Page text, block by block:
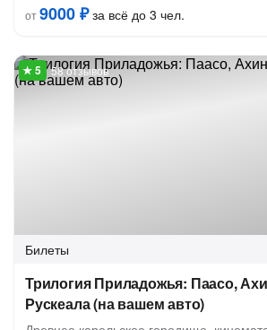
от9000 ₽за всё до 3 чел.
58 отзывов
Билеты
Трилогия Приладожья: Паасо,
Рускеала (на вашем авто)